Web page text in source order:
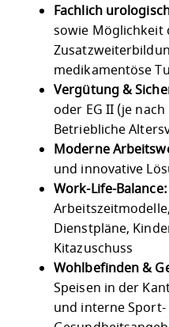
Fachlich
sowie Möglichkeit
medikamentöse
Vergütung &
oder EG II (je
Betriebliche
Moderne
und innovative
Work-Life-Balance:
Dienstpläne,
Kitazuschuss
Wohlbefinden &
Speisen in der
und interne Sport-